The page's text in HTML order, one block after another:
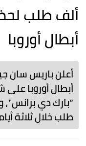
ألف طلب
أبطال أوروبا
أعلن باريس سان
أبطال أوروبا
طلب خلال ثلاثة